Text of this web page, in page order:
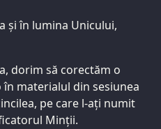
și în lumina Unicului,
dorim să corectăm o
materialul din sesiunea
pe care l-ați numit
Minții.